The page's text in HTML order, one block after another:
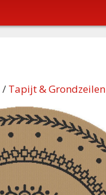
/ Tapijt & Grondzeilen